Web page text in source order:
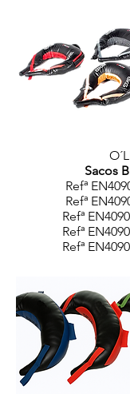
Sacos
Refª
Refª
Refª
Refª
Refª